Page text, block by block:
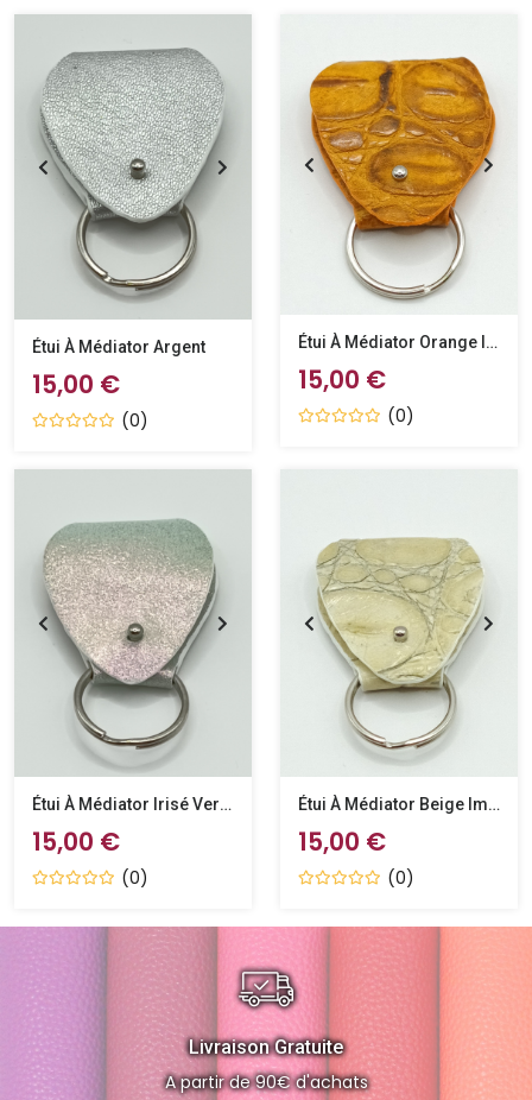
Étui À Médiator Argent
15,00 €
(0)
Étui À Médiator Orange Imitation Crocodile
15,00 €
(0)
Étui À Médiator Irisé Vert D’eau
15,00 €
(0)
Étui À Médiator Beige Imitation Crocodile
15,00 €
(0)
Livraison Gratuite
A partir de 90€ d'achats